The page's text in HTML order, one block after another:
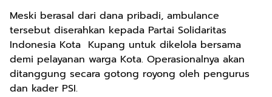
Meski berasal dari dana pribadi, ambulance
tersebut diserahkan kepada Partai Solidaritas
Indonesia Kota Kupang untuk dikelola bersama
demi pelayanan warga Kota. Operasionalnya akan
ditanggung secara gotong royong oleh pengurus
dan kader PSI.